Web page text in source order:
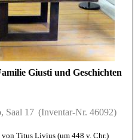
Giusti und Geschichten
Saal 17 (Inventar-Nr. 46092)
von Titus Livius (um 448 v. Chr.)